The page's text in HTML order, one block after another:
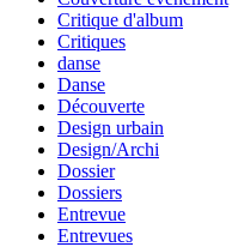
Critique d'album
Critiques
danse
Danse
Découverte
Design urbain
Design/Archi
Dossier
Dossiers
Entrevue
Entrevues